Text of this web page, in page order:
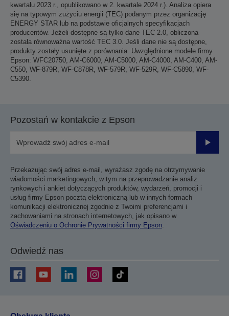
kwartału 2023 r., opublikowano w 2. kwartale 2024 r.). Analiza opiera
się na typowym zużyciu energii (TEC) podanym przez organizację
ENERGY STAR lub na podstawie oficjalnych specyfikacjach
producentów. Jeżeli dostępne są tylko dane TEC 2.0, obliczona
została równoważna wartość TEC 3.0. Jeśli dane nie są dostępne,
produkty zostały usunięte z porównania. Uwzględnione modele firmy
Epson: WFC20750, AM-C6000, AM-C5000, AM-C4000, AM-C400, AM-
C550, WF-879R, WF-C878R, WF-579R, WF-529R, WF-C5890, WF-
C5390.
Pozostań w kontakcie z Epson
Przekazując swój adres e-mail, wyrażasz zgodę na otrzymywanie
wiadomości marketingowych, w tym na przeprowadzanie analiz
rynkowych i ankiet dotyczących produktów, wydarzeń, promocji i
usług firmy Epson pocztą elektroniczną lub w innych formach
komunikacji elektronicznej zgodnie z Twoimi preferencjami i
zachowaniami na stronach internetowych, jak opisano w
Oświadczeniu o Ochronie Prywatności firmy Epson.
Odwiedź nas